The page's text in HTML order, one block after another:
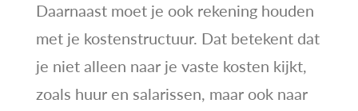
Daarnaast moet je ook rekening houden
met je kostenstructuur. Dat betekent dat
je niet alleen naar je vaste kosten kijkt,
zoals huur en salarissen, maar ook naar